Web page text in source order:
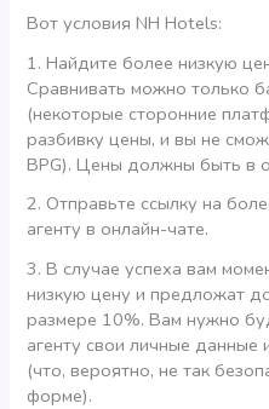
Вот условия NH Hotels:
1. Найдите более низкую
Сравнивать можно только
(некоторые сторонние
разбивку цены, и вы не
BPG). Цены должны быть в
2. Отправьте ссылку на
агенту в онлайн-чате.
3. В случае успеха вам
низкую цену и предложат
размере 10%. Вам нужно
агенту свои личные
(что, вероятно, не так
форме).